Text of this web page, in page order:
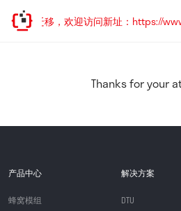
地址已迁移，欢迎访问新址：https://
Thanks for your
产品中心
蜂窝模组
解决方案
DTU